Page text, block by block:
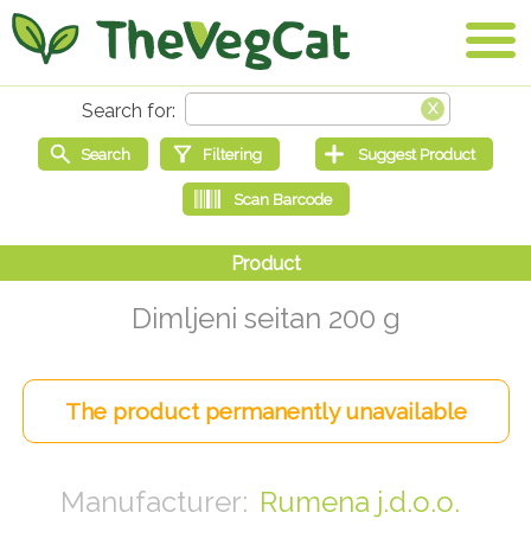
Dimljeni seitan 200 g
Rumena j.d.o.o.